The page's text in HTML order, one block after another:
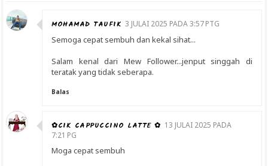
MOHAMAD TAUFIK 3 JULAI 2025 PADA 3:57 PTG
Semoga cepat sembuh dan kekal sihat...
Salam kenal dari Mew Follower...jenput singgah di
teratak yang tidak seberapa.
Balas
✿CIK CAPPUCCINO LATTE ✿ 13 JULAI 2025 PADA
7:21 PG
Moga cepat sembuh